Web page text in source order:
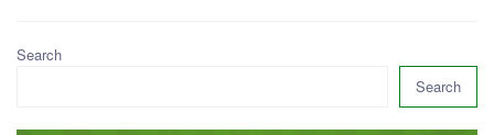
Search
Search